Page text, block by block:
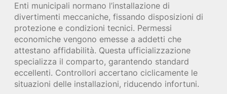
Enti municipali normano l’installazione di
divertimenti meccaniche, fissando disposizioni di
protezione e condizioni tecnici. Permessi
economiche vengono emesse a addetti che
attestano affidabilità. Questa ufficializzazione
specializza il comparto, garantendo standard
eccellenti. Controllori accertano ciclicamente le
situazioni delle installazioni, riducendo infortuni.